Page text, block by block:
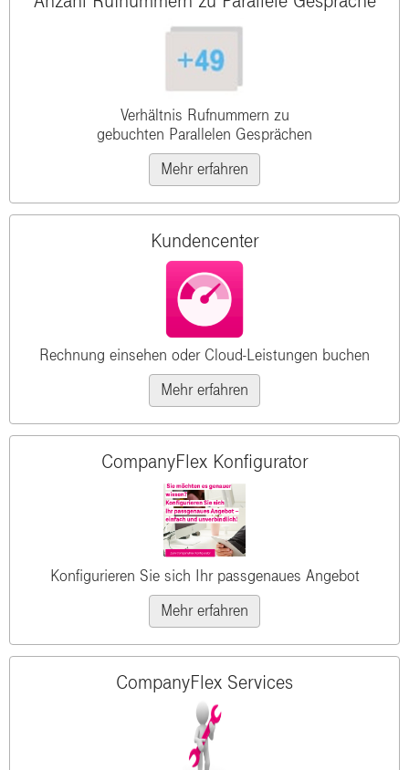
Verhältnis Rufnummern zu
gebuchten Parallelen Gesprächen
Mehr erfahren
Kundencenter
Rechnung einsehen oder Cloud-Leistungen buchen
Mehr erfahren
CompanyFlex Konfigurator
Konfigurieren Sie sich Ihr passgenaues Angebot
Mehr erfahren
CompanyFlex Services